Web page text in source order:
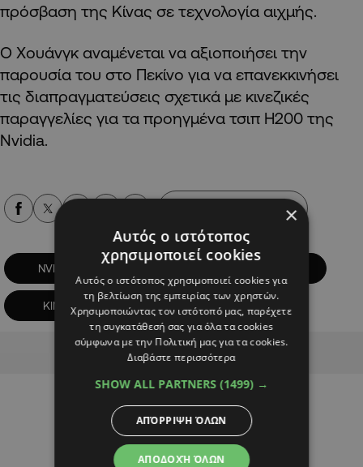
πρόσβαση της Κίνας σε τεχνολογία αιχμής.
Ο Χουάνγκ αναμένεται να αξιοποιήσει την
παρουσία του στο Πεκίνο για να επανεκκινήσει
τις διαπραγματεύσεις σχετικά με κινεζικές
παραγγελίες για τα προηγμένα τσιπ H200 της
Nvidia.
NVIDIA
ΚΙΝΑ
Advertisement
×
Αυτός ο ιστότοπος
χρησιμοποιεί cookies
Αυτός ο ιστότοπος χρησιμοποιεί cookies για
τη βελτίωση της εμπειρίας των χρηστών.
Χρησιμοποιώντας τον ιστότοπό μας, παρέχετε
τη συγκατάθεσή σας για όλα τα cookies
σύμφωνα με την Πολιτική μας για τα cookies.
Διαβάστε περισσότερα
SHOW ALL PARTNERS (1499) →
ΑΠΟΔΟΧΉ ΌΛΩΝ
ΑΠΌΡΡΙΨΗ ΌΛΩΝ